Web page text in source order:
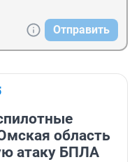
Отправить
область
атаку БПЛА